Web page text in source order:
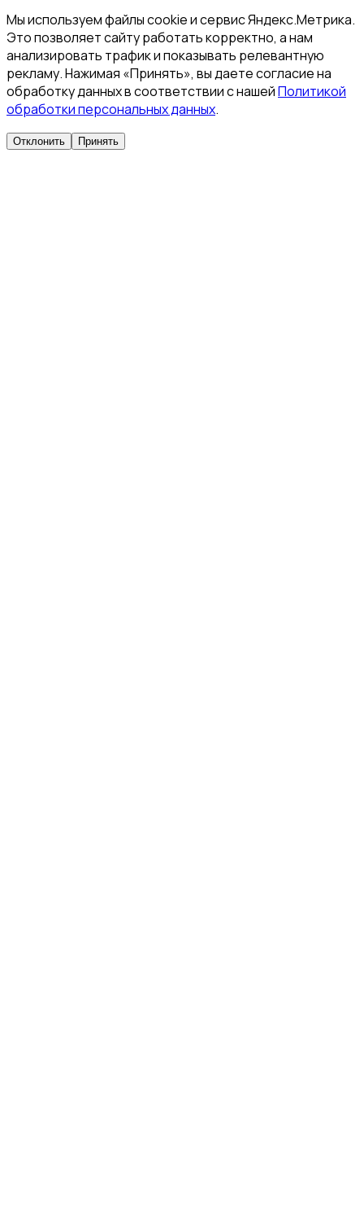
Мы используем файлы cookie и сервис Яндекс.Метрика.
Это позволяет сайту работать корректно, а нам
анализировать трафик и показывать релевантную
рекламу. Нажимая «Принять», вы даете согласие на
обработку данных в соответствии с нашейПолитикой
обработки персональных данных.
Отклонить Принять